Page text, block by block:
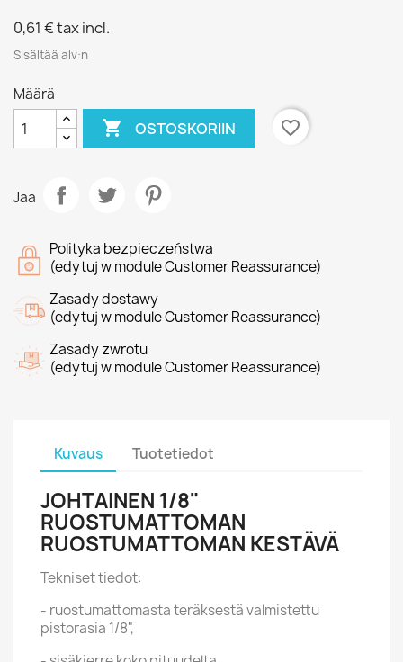
0,61 €tax incl.
Sisältää alv:n
Määrä
 OSTOSKORIIN favorite_border
Jaa
Polityka bezpieczeństwa
(edytuj w module Customer Reassurance)
Zasady dostawy
(edytuj w module Customer Reassurance)
Zasady zwrotu
(edytuj w module Customer Reassurance)
Kuvaus Tuotetiedot
JOHTAINEN 1/8"
RUOSTUMATTOMAN
RUOSTUMATTOMAN KESTÄVÄ
Tekniset tiedot:
- ruostumattomasta teräksestä valmistettu
pistorasia 1/8",